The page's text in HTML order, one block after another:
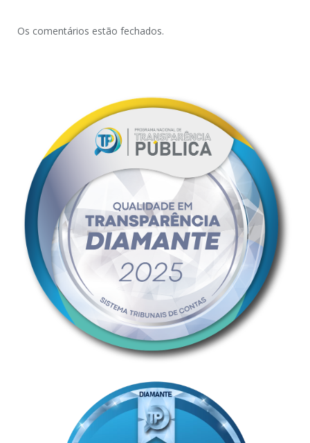
Os comentários estão fechados.